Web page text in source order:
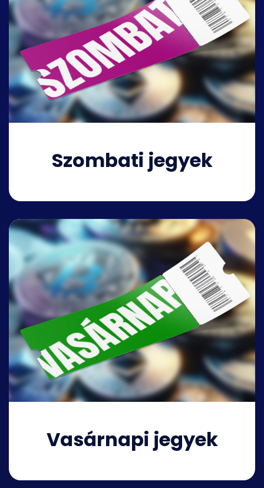
Szombati jegyek
Vasárnapi jegyek